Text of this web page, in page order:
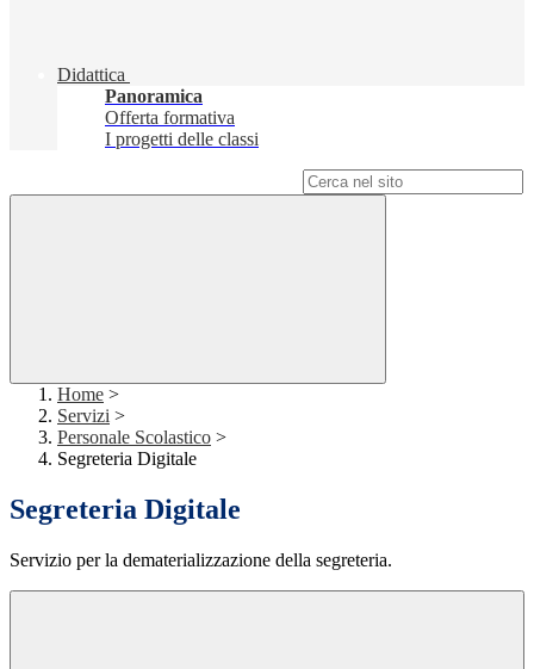
Didattica
Panoramica
Offerta formativa
I progetti delle classi
Home >
Servizi >
Personale Scolastico >
Segreteria Digitale
Segreteria Digitale
Servizio per la dematerializzazione della segreteria.